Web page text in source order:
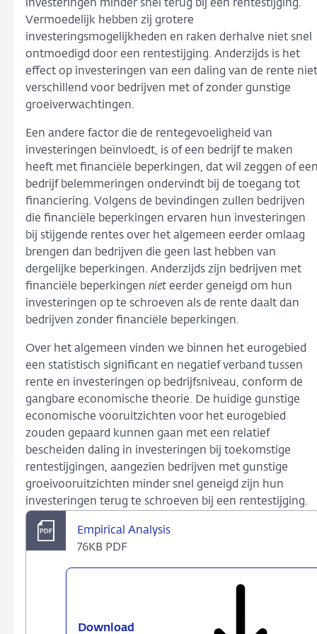
investeringen minder snel terug bij een rentestijging.
Vermoedelijk hebben zij grotere
investeringsmogelijkheden en raken derhalve niet snel
ontmoedigd door een rentestijging. Anderzijds is het
effect op investeringen van een daling van de rente niet
verschillend voor bedrijven met of zonder gunstige
groeiverwachtingen.
Een andere factor die de rentegevoeligheid van
investeringen beïnvloedt, is of een bedrijf te maken
heeft met financiële beperkingen, dat wil zeggen of
bedrijf belemmeringen ondervindt bij de toegang tot
financiering. Volgens de bevindingen zullen bedrijven
die financiële beperkingen ervaren hun investeringen
bij stijgende rentes over het algemeen eerder omlaag
brengen dan bedrijven die geen last hebben van
dergelijke beperkingen. Anderzijds zijn bedrijven met
financiële beperkingen niet eerder geneigd om hun
investeringen op te schroeven als de rente daalt dan
bedrijven zonder financiële beperkingen.
Over het algemeen vinden we binnen het eurogebied
een statistisch significant en negatief verband tussen
rente en investeringen op bedrijfsniveau, conform de
gangbare economische theorie. De huidige gunstige
economische vooruitzichten voor het eurogebied
zouden gepaard kunnen gaan met een relatief
bescheiden daling in investeringen bij toekomstige
rentestijgingen, aangezien bedrijven met gunstige
groeivooruitzichten minder snel geneigd zijn hun
investeringen terug te schroeven bij een rentestijging.
Empirical Analysis
76KB PDF
Download